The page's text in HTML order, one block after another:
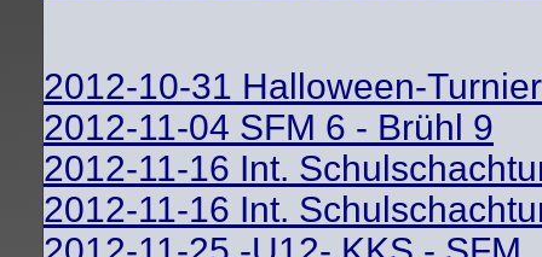
2012-10-31 Halloween-Turnier
2012-11-04 SFM 6 - Brühl 9
2012-11-16 Int.
2012-11-16 Int.